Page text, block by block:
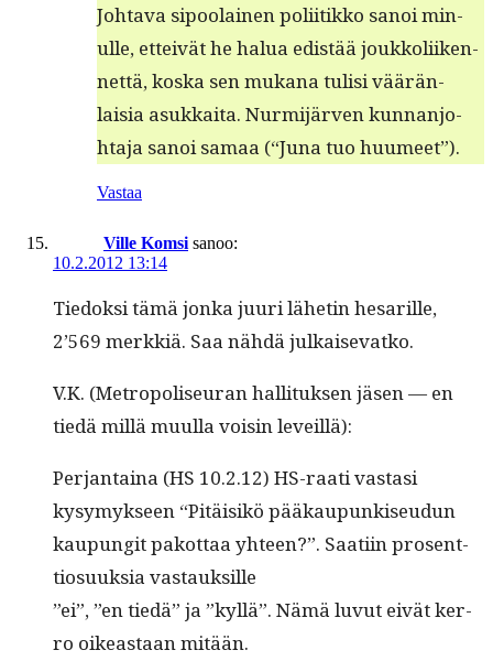
Johta­va sipoolainen poli­itikko sanoi min­
ulle, etteivät he halua edis­tää joukkoli­iken­
net­tä, kos­ka sen mukana tulisi väärän­
laisia asukkai­ta. Nur­mi­jär­ven kun­nan­jo­
hta­ja sanoi samaa (“Juna tuo huumeet”).
Vastaa
Ville Komsi sanoo:
10.2.2012 13:14
Tiedok­si tämä jon­ka juuri lähetin hesar­ille,
2’569 merkkiä. Saa nähdä julkaisevatko.
V.K. (Metrop­o­liseu­ran hal­li­tuk­sen jäsen — en
tiedä mil­lä muul­la voisin leveillä):
Per­jan­taina (HS 10.2.12) HS-raati vas­tasi
kysymyk­seen “Pitäisikö pääkaupunkiseudun
kaupun­git pakot­taa yhteen?”. Saati­in pros­ent­
tio­suuk­sia vastauksille
”ei”, ”en tiedä” ja ”kyl­lä”. Nämä luvut eivät ker­
ro oikeas­t­aan mitään.